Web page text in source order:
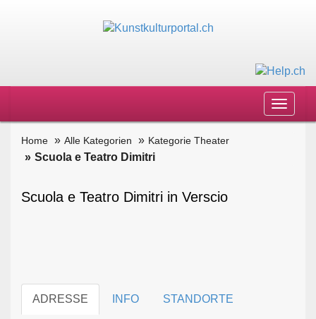
Toggle
Home Alle Kategorien Kategorie Theater
Scuola e Teatro Dimitri
Scuola e Teatro Dimitri in Verscio
ADRESSE INFO STANDORTE